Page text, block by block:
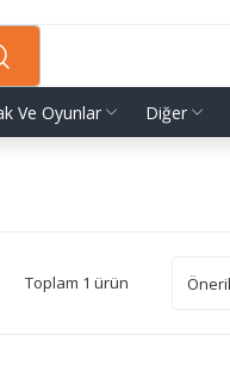
Ve Oyunlar Diğer
Toplam 1 ürün